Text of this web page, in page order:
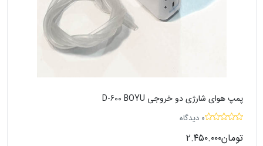
پمپ هوای شارژی دو خروجی D-600 BOYU
0 دیدگاه
تومان۲.۴۵۰.۰۰۰